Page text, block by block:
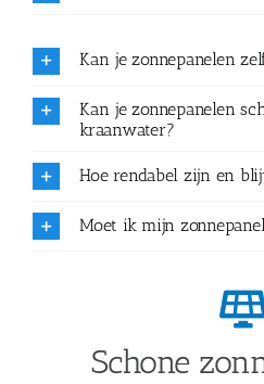
Kan je zonnepanelen
Kan je zonnepanelen
kraanwater?
Hoe rendabel zijn en
Moet ik mijn
Schone